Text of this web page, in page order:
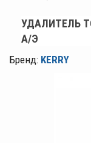
УДАЛИТЕЛЬ
А/Э
Бренд: KERRY